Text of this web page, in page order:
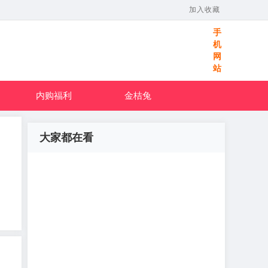
加入收藏
手
机
网
站
内购福利 金桔兔
大家都在看